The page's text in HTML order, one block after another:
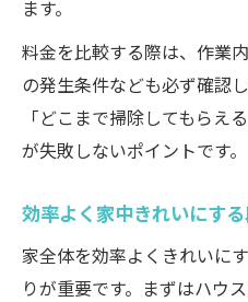
ます。
料金を比較する際は、作業
の発生条件なども必ず確認
「どこまで掃除してもらえ
が失敗しないポイントです。
効率よく家中きれいにす
家全体を効率よくきれいに
りが重要です。まずはハウ